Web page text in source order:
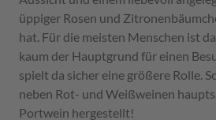
üppiger Rosen und
hat. Für die meisten Menschen ist
kaum der Hauptgrund für einen
spielt da sicher eine größere Rolle.
neben Rot- und Weißweinen
Portwein hergestellt!